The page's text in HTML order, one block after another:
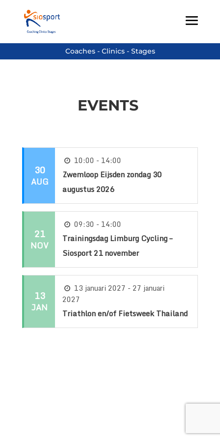
EVENTS
30
AUG
10:00 - 14:00
Zwemloop Eijsden zondag 30
augustus 2026
21
NOV
09:30 - 14:00
Trainingsdag Limburg Cycling –
Siosport 21 november
13
JAN
13 januari 2027 - 27 januari
2027
Triathlon en/of Fietsweek Thailand